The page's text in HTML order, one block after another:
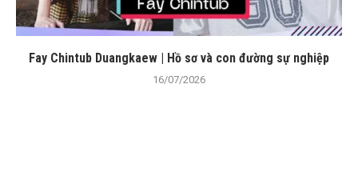
Fay Chintub Duangkaew | Hồ sơ và con đường sự nghiệp
16/07/2026